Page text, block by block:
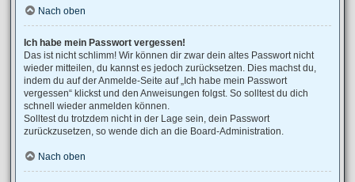
Nach oben
Ich habe mein Passwort vergessen!
Das ist nicht schlimm! Wir können dir zwar dein altes Passwort nicht
wieder mitteilen, du kannst es jedoch zurücksetzen. Dies machst du,
indem du auf der Anmelde-Seite auf „Ich habe mein Passwort
vergessen“ klickst und den Anweisungen folgst. So solltest du dich
schnell wieder anmelden können.
Solltest du trotzdem nicht in der Lage sein, dein Passwort
zurückzusetzen, so wende dich an die Board-Administration.
Nach oben